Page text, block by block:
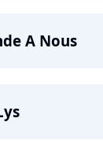
A Nous